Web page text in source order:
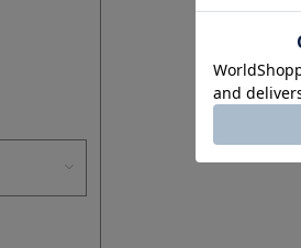
即戦力アイテム続々対象
夏服まとめて手に入れるなら今